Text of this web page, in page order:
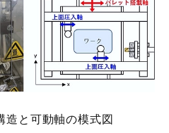
と可動軸の模式図